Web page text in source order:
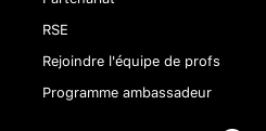
RSE
Rejoindre l'équipe de profs
Programme ambassadeur